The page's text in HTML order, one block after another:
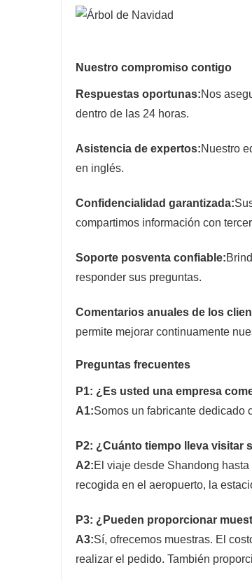
Nuestro compromiso contigo
Respuestas oportunas:Nos
dentro de las 24 horas.
Asistencia de expertos:Nuestro
en inglés.
Confidencialidad garantizada:
compartimos información con
Soporte posventa confiable:
responder sus preguntas.
Comentarios anuales de los
permite mejorar continuamente
Preguntas frecuentes
P1: ¿Es usted una empresa
A1:Somos un fabricante dedicado
P2: ¿Cuánto tiempo lleva visitar
A2:El viaje desde Shandong
recogida en el aeropuerto, la
P3: ¿Pueden proporcionar
A3:Sí, ofrecemos muestras. El
realizar el pedido. También